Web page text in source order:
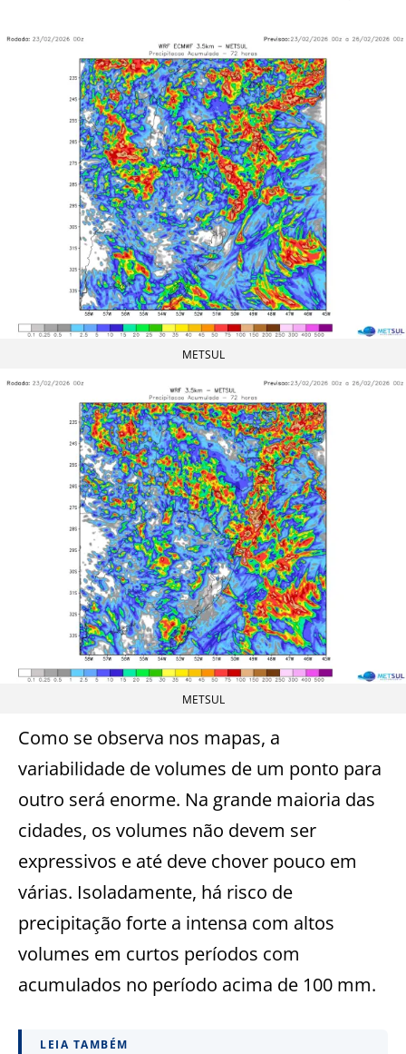
METSUL
METSUL
Como se observa nos mapas, a
variabilidade de volumes de um ponto para
outro será enorme. Na grande maioria das
cidades, os volumes não devem ser
expressivos e até deve chover pouco em
várias. Isoladamente, há risco de
precipitação forte a intensa com altos
volumes em curtos períodos com
acumulados no período acima de 100 mm.
LEIA TAMBÉM